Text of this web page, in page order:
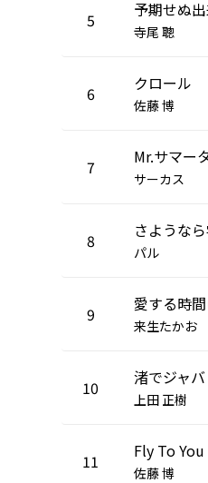
5 予期せぬ
寺尾 聰
6 クロール
佐藤 博
7 Mr.サマー
サーカス
8 さような
パル
9 愛する時
来生たかお
10 渚でジャバ
上田 正樹
11 Fly To You
佐藤 博